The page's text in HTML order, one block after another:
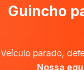
Guincho
Veículo parado,
Nossa